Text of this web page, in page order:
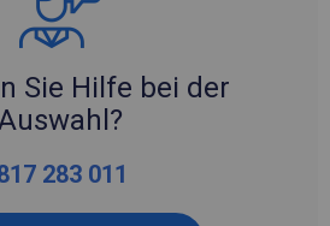
Sie Hilfe bei der
283 011